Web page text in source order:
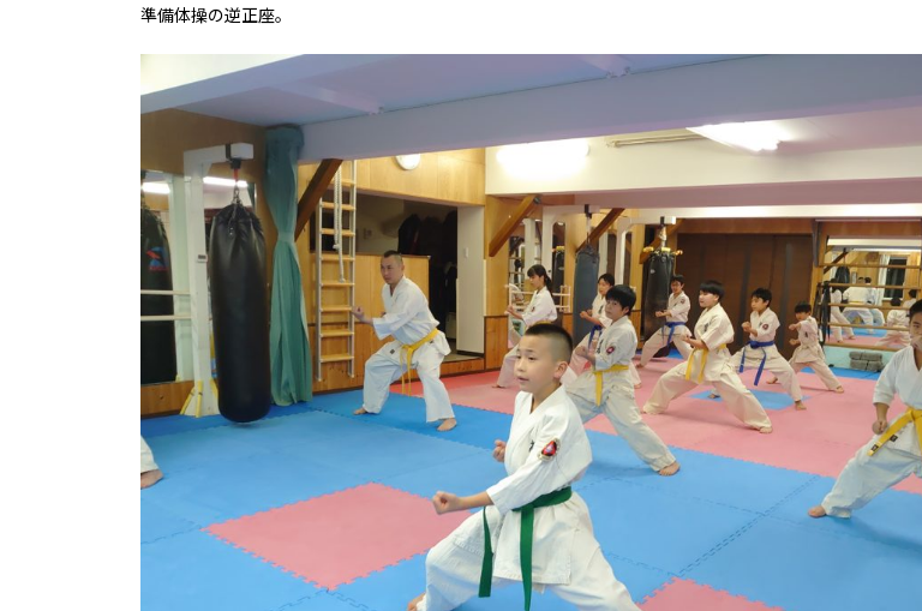
準備体操の逆正座。